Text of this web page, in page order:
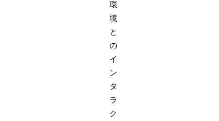
環
境
と
の
イ
ン
タ
ラ
ク